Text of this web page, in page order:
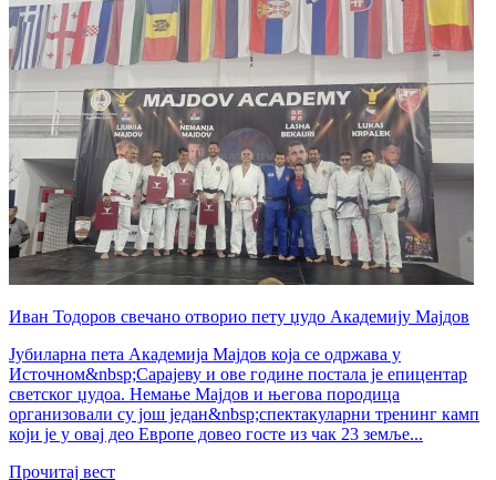
Иван Тодоров свечано отворио пету џудо Академију Мајдов
Јубиларна пета Академија Мајдов која се одржава у
Источном&nbsp;Сарајеву и ове године постала је епицентар
светског џудоа. Немање Мајдов и његова породица
организовали су још један&nbsp;спектакуларни тренинг камп
који је у овај део Европе довео госте из чак 23 земље...
Прочитај вест